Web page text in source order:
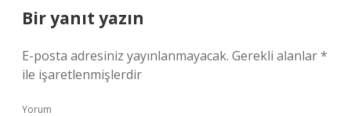
Bir yanıt yazın
E-posta adresiniz yayınlanmayacak. Gerekli alanlar*
ile işaretlenmişlerdir
Yorum